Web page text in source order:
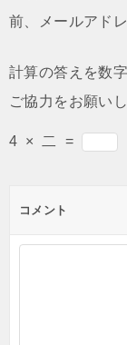
前、メールアド
計算の答えを数
ご協力をお願い
4 × 二 =
コメント